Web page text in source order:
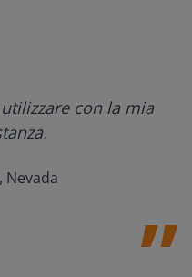
con la mia
Nevada